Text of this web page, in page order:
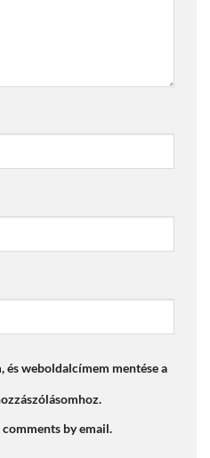
és weboldalcímem mentése a
by email.